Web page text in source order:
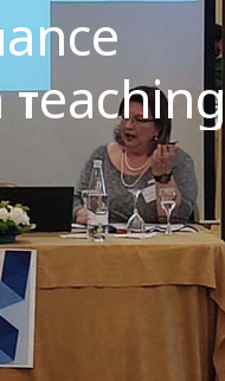
ance
Teaching